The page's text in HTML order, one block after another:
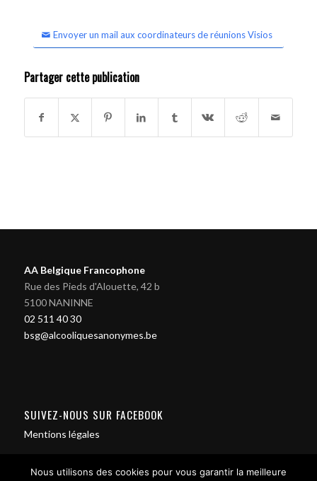
Envoyer un mail aux coordinateurs de réunions Visios
Partager cette publication
AA Belgique Francophone
Rue des Pieds d'Alouette, 42 b
5100 NANINNE
02 511 40 30
bsg@alcooliquesanonymes.be
SUIVEZ-NOUS SUR FACEBOOK
Mentions légales
Nous utilisons des cookies pour vous garantir la meilleure